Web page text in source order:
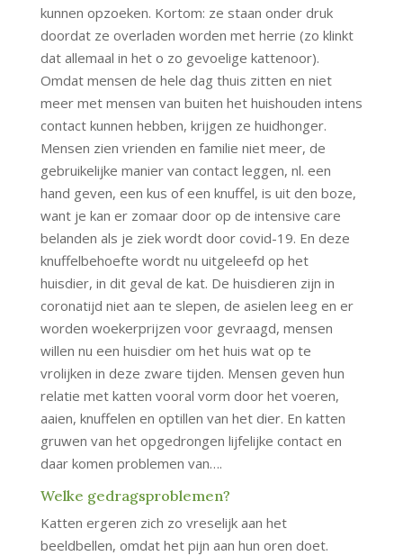
kunnen opzoeken. Kortom: ze staan onder druk
doordat ze overladen worden met herrie (zo klinkt
dat allemaal in het o zo gevoelige kattenoor).
Omdat mensen de hele dag thuis zitten en niet
meer met mensen van buiten het huishouden intens
contact kunnen hebben, krijgen ze huidhonger.
Mensen zien vrienden en familie niet meer, de
gebruikelijke manier van contact leggen, nl. een
hand geven, een kus of een knuffel, is uit den boze,
want je kan er zomaar door op de intensive care
belanden als je ziek wordt door covid-19. En deze
knuffelbehoefte wordt nu uitgeleefd op het
huisdier, in dit geval de kat. De huisdieren zijn in
coronatijd niet aan te slepen, de asielen leeg en er
worden woekerprijzen voor gevraagd, mensen
willen nu een huisdier om het huis wat op te
vrolijken in deze zware tijden. Mensen geven hun
relatie met katten vooral vorm door het voeren,
aaien, knuffelen en optillen van het dier. En katten
gruwen van het opgedrongen lijfelijke contact en
daar komen problemen van….
Welke gedragsproblemen?
Katten ergeren zich zo vreselijk aan het
beeldbellen, omdat het pijn aan hun oren doet.